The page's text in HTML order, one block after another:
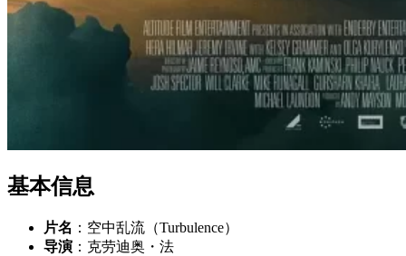
基本信息
片名 ：空中乱流（Turbulence）
导演 ：克劳迪奥・法